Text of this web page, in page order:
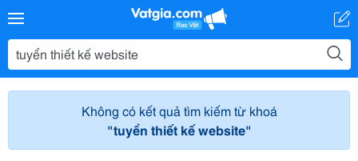
Không có kết quả tìm kiếm từ khoá
"tuyển thiết kế website"